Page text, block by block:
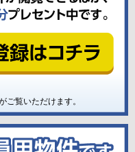
ご覧いただけます。